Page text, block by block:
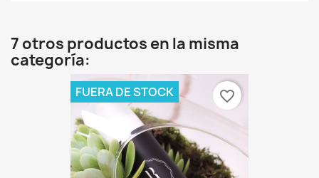
7 otros productos en la misma
categoría:
FUERA DE STOCK favorite_border